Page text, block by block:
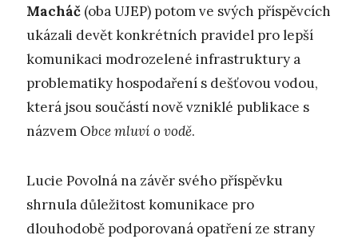
Macháč (oba UJEP) potom ve svých příspěvcích
ukázali devět konkrétních pravidel pro lepší
komunikaci modrozelené infrastruktury a
problematiky hospodaření s dešťovou vodou,
která jsou součástí nově vzniklé publikace s
názvem Obce mluví o vodě.
Lucie Povolná na závěr svého příspěvku
shrnula důležitost komunikace pro
dlouhodobě podporovaná opatření ze strany